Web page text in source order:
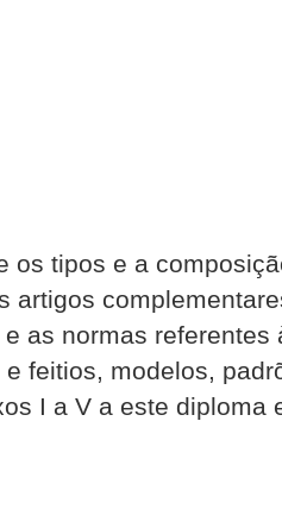
os tipos e a
artigos
as normas referentes
feitios, modelos,
I a V a este diploma